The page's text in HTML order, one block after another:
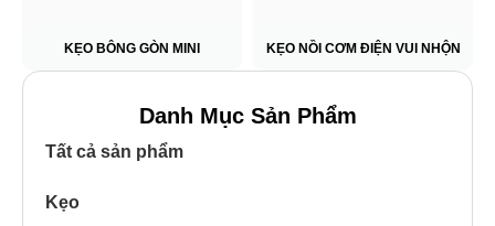
KẸO BÔNG GÒN MINI KẸO NỒI CƠM ĐIỆN VUI NHỘN
Danh Mục Sản Phẩm
Tất cả sản phẩm
Kẹo